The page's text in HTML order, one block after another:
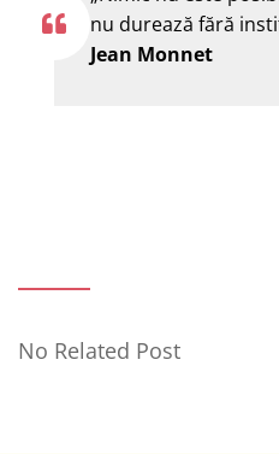
nu durează fără
Jean Monnet
No Related Post